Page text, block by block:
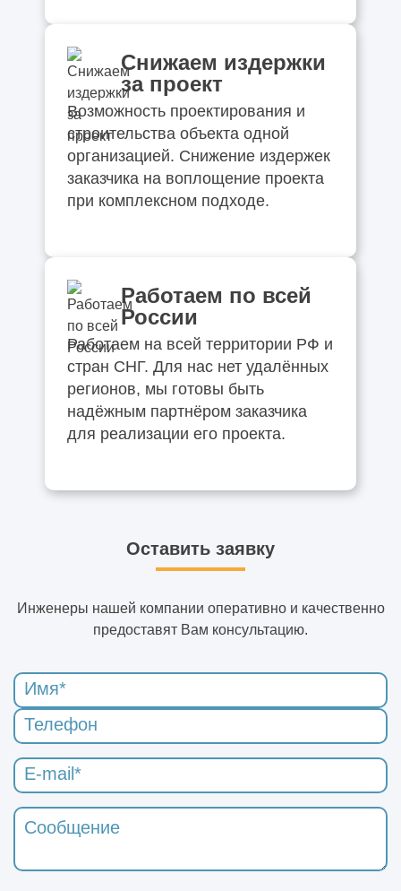
Снижаем издержки
за проект
Возможность проектирования и
строительства объекта одной
организацией. Снижение издержек
заказчика на воплощение проекта
при комплексном подходе.
Работаем по всей
России
Работаем на всей территории РФ и
стран СНГ. Для нас нет удалённых
регионов, мы готовы быть
надёжным партнёром заказчика
для реализации его проекта.
Оставить заявку
Инженеры нашей компании оперативно и качественно
предоставят Вам консультацию.